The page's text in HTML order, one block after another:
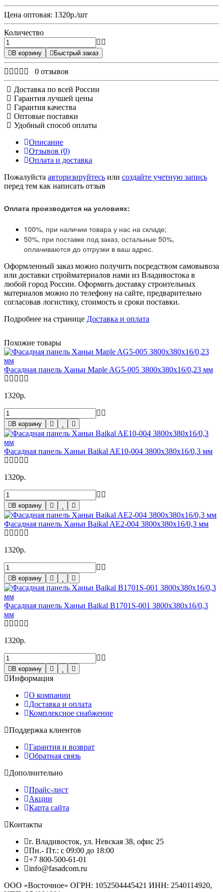
Цена оптовая: 1320р./шт
Количество
В корзину Быстрый заказ
0 отзывов
Доставка по всей России
Гарантия лучшей цены
Гарантия качества
Оптовые поставки
Удобный способ оплаты
Описание
Отзывов (0)
Оплата и доставка
Пожалуйста авторизируйтесь или создайте учетную запись
перед тем как написать отзыв
Оплата производится на условиях:
100%, при наличии товара у нас на складе;
50%, при поставке под заказ, остальные 50%,
оплачиваются до отгрузки в ваш адрес.
Оформленный заказ можно получить посредством самовывоза
или доставки стройматериалов нами из Владивостока в
любой город России. Оформить доставку строительных
материалов можно по телефону на сайте, предварительно
согласовав логистику, стоимость и сроки поставки.
Подробнее на странице Доставка и оплата
Похожие товары
Фасадная панель Ханьи Maple AG5-005 3800x380x16/0,23 мм
1320р.
В корзину
Фасадная панель Ханьи Baikal AE10-004 3800x380x16/0,3 мм
1320р.
В корзину
Фасадная панель Ханьи Baikal AE2-004 3800x380x16/0,3 мм
1320р.
В корзину
Фасадная панель Ханьи Baikal B1701S-001 3800x380x16/0,3
мм
1320р.
В корзину
Информация
О компании
Доставка и оплата
Комплексное снабжение
Поддержка клиентов
Гарантия и возврат
Обратная связь
Дополнительно
Прайс-лист
Акции
Карта сайта
Контакты
г. Владивосток, ул. Невская 38, офис 25
Пн.- Пт.: с 09:00 до 18:00
+7 800-500-61-01
info@fasadcom.ru
ООО «Восточное» ОГРН: 1052504445421 ИНН: 2540114920,